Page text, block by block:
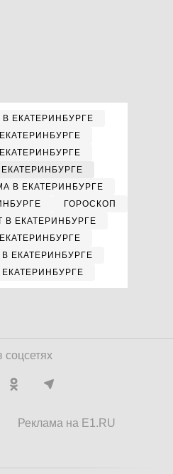
ЕКАТЕРИНБУРГЕ
В ЕКАТЕРИНБУРГЕ
ГОРОСКОП
В ЕКАТЕРИНБУРГЕ
ЕКАТЕРИНБУРГЕ
соцсетях
Реклама на E1.RU